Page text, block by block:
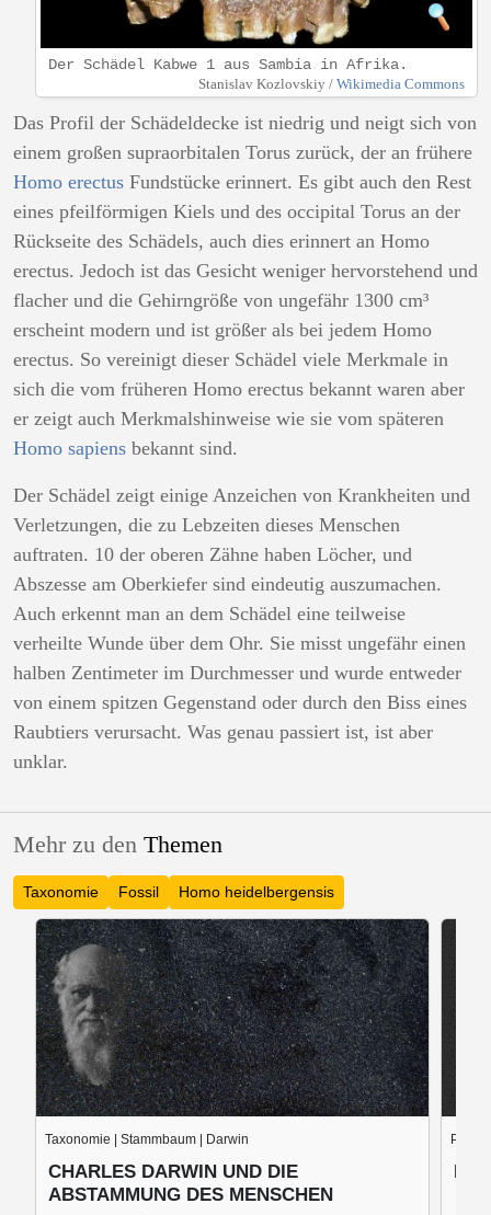
Der Schädel Kabwe 1 aus Sambia in Afrika.
Stanislav Kozlovskiy / Wikimedia Commons
Das Profil der Schädeldecke ist niedrig und neigt sich von
einem großen supraorbitalen Torus zurück, der an frühere
Homo erectus Fundstücke erinnert. Es gibt auch den Rest
eines pfeilförmigen Kiels und des occipital Torus an der
Rückseite des Schädels, auch dies erinnert an Homo
erectus. Jedoch ist das Gesicht weniger hervorstehend und
flacher und die Gehirngröße von ungefähr 1300 cm³
erscheint modern und ist größer als bei jedem Homo
erectus. So vereinigt dieser Schädel viele Merkmale in
sich die vom früheren Homo erectus bekannt waren aber
er zeigt auch Merkmalshinweise wie sie vom späteren
Homo sapiens bekannt sind.
Der Schädel zeigt einige Anzeichen von Krankheiten und
Verletzungen, die zu Lebzeiten dieses Menschen
auftraten. 10 der oberen Zähne haben Löcher, und
Abszesse am Oberkiefer sind eindeutig auszumachen.
Auch erkennt man an dem Schädel eine teilweise
verheilte Wunde über dem Ohr. Sie misst ungefähr einen
halben Zentimeter im Durchmesser und wurde entweder
von einem spitzen Gegenstand oder durch den Biss eines
Raubtiers verursacht. Was genau passiert ist, ist aber
unklar.
Mehr zu den Themen
Taxonomie Fossil Homo heidelbergensis
Taxonomie | Stammbaum | Darwin
CHARLES DARWIN UND DIE
ABSTAMMUNG DES MENSCHEN
DIE